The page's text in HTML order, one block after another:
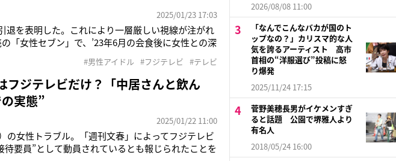
2025/01/23 17:03
退を表明した。これにより一層厳しい視線が注がれ
「女性セブン」で、’23年6月の会食後に女性との深
も《なお、示談が成立したことにより、今後の芸能
#男性アイドル #フジテレビ #テレビ
フジテレビだけ？「中居さんと飲ん
実態”
2025/01/22 11:00
の女性トラブル。「週刊文春」によってフジテレビ
要員”として動員されているとも報じられたことを
2026/08/08 11:00
「なんでこんなバカが国のト
ップなの？」カリスマ的な人
気を誇るアーティスト 高市
首相の“洋服選び”投稿に怒
り爆発
2025/11/24 17:15
菅野美穂長男がイケメンすぎ
ると話題 公園で堺雅人より
有名人
2018/05/24 16:00